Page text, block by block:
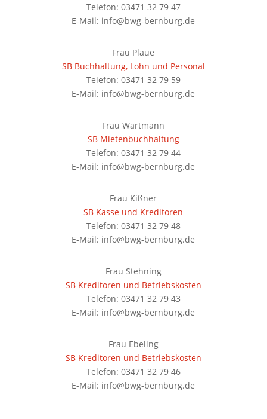
Telefon: 03471 32 79 47
E-Mail: info@bwg-bernburg.de
Frau Plaue
SB Buchhaltung, Lohn und Personal
Telefon: 03471 32 79 59
E-Mail: info@bwg-bernburg.de
Frau Wartmann
SB Mietenbuchhaltung
Telefon: 03471 32 79 44
E-Mail: info@bwg-bernburg.de
Frau Kißner
SB Kasse und Kreditoren
Telefon: 03471 32 79 48
E-Mail: info@bwg-bernburg.de
Frau Stehning
SB Kreditoren und Betriebskosten
Telefon: 03471 32 79 43
E-Mail: info@bwg-bernburg.de
Frau Ebeling
SB Kreditoren und Betriebskosten
Telefon: 03471 32 79 46
E-Mail: info@bwg-bernburg.de